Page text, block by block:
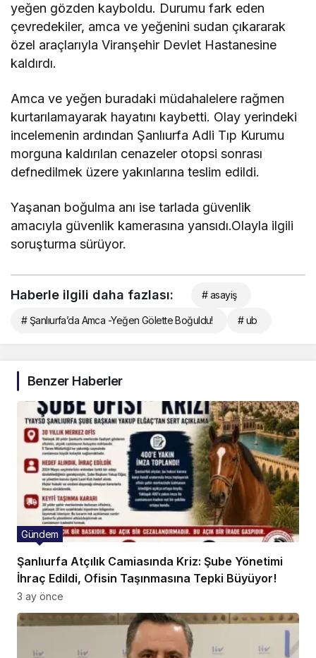
yeğen gözden kayboldu. Durumu fark eden
çevredekiler, amca ve yeğenini sudan çıkararak
özel araçlarıyla Viranşehir Devlet Hastanesine
kaldırdı.
Amca ve yeğen buradaki müdahalelere rağmen
kurtarılamayarak hayatını kaybetti. Olay yerindeki
incelemenin ardından Şanlıurfa Adli Tıp Kurumu
morguna kaldırılan cenazeler otopsi sonrası
defnedilmek üzere yakınlarına teslim edildi.
Yaşanan boğulma anı ise tarlada güvenlik
amacıyla güvenlik kamerasına yansıdı.Olayla ilgili
soruşturma sürüyor.
Haberle ilgili daha fazlası: # asayiş
# Şanlıurfa’da Amca -Yeğen Gölette Boğuldu! # ub
Benzer Haberler
Şanlıurfa Atçılık Camiasında Kriz: Şube Yönetimi
İhraç Edildi, Ofisin Taşınmasına Tepki Büyüyor!
Gündem
3 ay önce